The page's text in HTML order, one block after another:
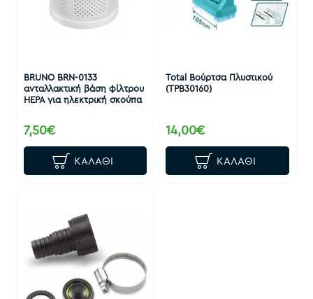
BRUNO BRN-0133
ανταλλακτική βάση φίλτρου
HEPA για ηλεκτρική σκούπα
7,50€
ΚΑΛΆΘΙ
Total Βούρτσα Πλυστικού
(TPB30160)
14,00€
ΚΑΛΆΘΙ